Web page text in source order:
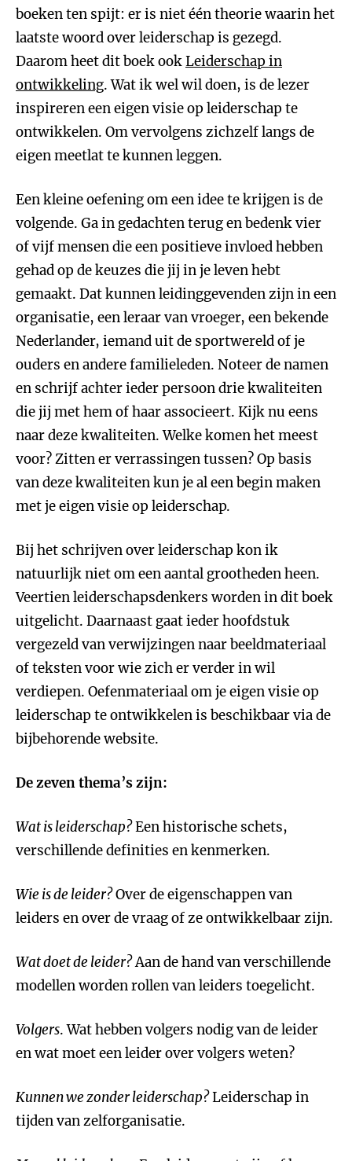
boeken ten spijt: er is niet één theorie waarin het
laatste woord over leiderschap is gezegd.
Daarom heet dit boek ookLeiderschap in
ontwikkeling. Wat ik wel wil doen, is de lezer
inspireren een eigen visie op leiderschap te
ontwikkelen. Om vervolgens zichzelf langs de
eigen meetlat te kunnen leggen.
Een kleine oefening om een idee te krijgen is de
volgende. Ga in gedachten terug en bedenk vier
of vijf mensen die een positieve invloed hebben
gehad op de keuzes die jij in je leven hebt
gemaakt. Dat kunnen leidinggevenden zijn in een
organisatie, een leraar van vroeger, een bekende
Nederlander, iemand uit de sportwereld of je
ouders en andere familieleden. Noteer de namen
en schrijf achter ieder persoon drie kwaliteiten
die jij met hem of haar associeert. Kijk nu eens
naar deze kwaliteiten. Welke komen het meest
voor? Zitten er verrassingen tussen? Op basis
van deze kwaliteiten kun je al een begin maken
met je eigen visie op leiderschap.
Bij het schrijven over leiderschap kon ik
natuurlijk niet om een aantal grootheden heen.
Veertien leiderschapsdenkers worden in dit boek
uitgelicht. Daarnaast gaat ieder hoofdstuk
vergezeld van verwijzingen naar beeldmateriaal
of teksten voor wie zich er verder in wil
verdiepen. Oefenmateriaal om je eigen visie op
leiderschap te ontwikkelen is beschikbaar via de
bijbehorende website.
De zeven thema’s zijn:
Wat is leiderschap?Een historische schets,
verschillende definities en kenmerken.
Wie is de leider?Over de eigenschappen van
leiders en over de vraag of ze ontwikkelbaar zijn.
Wat doet de leider?Aan de hand van verschillende
modellen worden rollen van leiders toegelicht.
Volgers. Wat hebben volgers nodig van de leider
en wat moet een leider over volgers weten?
Kunnen we zonder leiderschap?Leiderschap in
tijden van zelforganisatie.